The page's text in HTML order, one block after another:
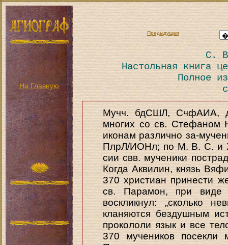
На Главную
Предыдущая
С.
Настольная книга
Полное
Мучч. бдСШЛ, СчфАИА,
многих со св. Стефаном
иконам различно за-
ПлрЛ/ИОНл; по М. В. С. и
сии свв. мученики
Когда Аквилин, князь
370 христиан принести
св. Парамон, при виде
воскликнул: „сколько
кланяются бездушным
прокололи язык и все
370 мучеников